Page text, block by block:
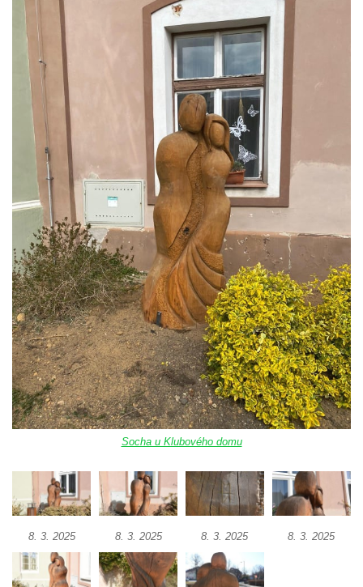
Socha Beruška v ZOO Hluboká
Socha Vážka v ZOO Hluboká
Socha Volavka v ZOO Hluboká
Flamingo trůn v ZOO Hluboká
Lavička Kůň Převalského v ZOO Hluboká
Lysá nad Labem, barokní město Šporkovo
Socha Opičákovník v ZOO Hluboká
Socha Roháč v ZOO Hluboká
Socha Mystik v ZOO Hluboká
Reliéf Rodina a práce na budově záložny
čp. 69/1 v Českých Budějovicích
Socha Jana Valeria Jirsíka u Černé věže v
Českých Budějovicích
Socha Krista klesajícího pod křížem u
kostela svatého Mikuláše v Českých
Budějovicích
Socha svatého Jana Nepomuckého u
kostela svaté Rodiny v Českých
náměstí v Českých Budějovicích
Socha Tornádo v parku na Senovážném
Sousoší Humanoidi na Lannově třídě v
Českých Budějovicích
Socha u Klubového domu
8. 3. 2025 8. 3. 2025 8. 3. 2025 8. 3. 2025